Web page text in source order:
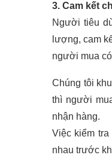
3. Cam kết
Người tiêu
lượng, cam
người mua
Chúng tôi
thì người
nhận hàng.
Việc kiểm
nhau trước